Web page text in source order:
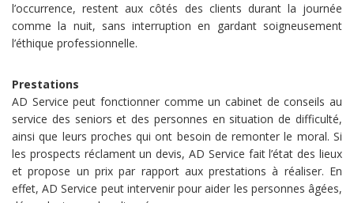
l’occurrence, restent aux côtés des clients durant la journée
comme la nuit, sans interruption en gardant soigneusement
l’éthique professionnelle.
Prestations
AD Service peut fonctionner comme un cabinet de conseils au
service des seniors et des personnes en situation de difficulté,
ainsi que leurs proches qui ont besoin de remonter le moral. Si
les prospects réclament un devis, AD Service fait l’état des lieux
et propose un prix par rapport aux prestations à réaliser. En
effet, AD Service peut intervenir pour aider les personnes âgées,